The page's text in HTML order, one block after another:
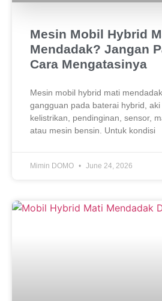
Mesin Mobil Hybrid
Mendadak? Jangan
Cara Mengatasinya
Mesin mobil hybrid mati
gangguan pada baterai hybrid, aki
kelistrikan, pendinginan, sensor,
atau mesin bensin. Untuk kondisi
Mimin DOMO June 24, 2026